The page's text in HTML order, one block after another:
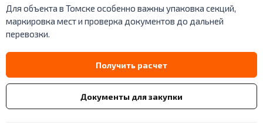
Для объекта в Томске особенно важны упаковка секций,
маркировка мест и проверка документов до дальней
перевозки.
Получить расчет
Документы для закупки